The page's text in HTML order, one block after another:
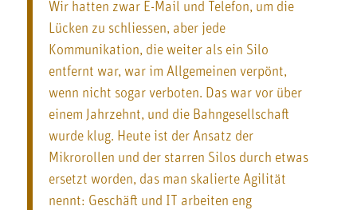
Wir hatten zwar E-Mail und Telefon, um die
Lücken zu schliessen, aber jede
Kommunikation, die weiter als ein Silo
entfernt war, war im Allgemeinen verpönt,
wenn nicht sogar verboten. Das war vor über
einem Jahrzehnt, und die Bahngesellschaft
wurde klug. Heute ist der Ansatz der
Mikrorollen und der starren Silos durch etwas
ersetzt worden, das man skalierte Agilität
nennt: Geschäft und IT arbeiten eng